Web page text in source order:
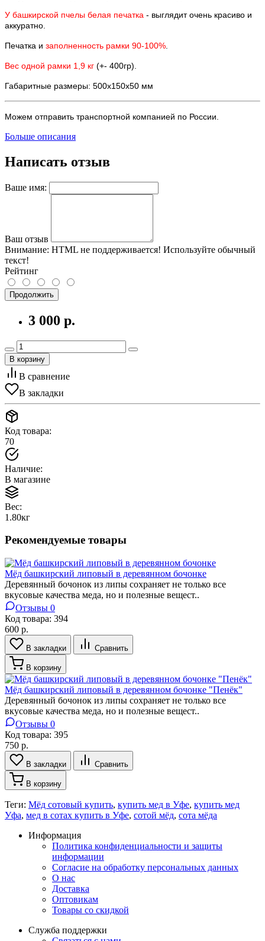
У башкирской пчелы белая печатка - выглядит очень красиво и
аккуратно.
Печатка и заполненность рамки 90-100%
Вес одной рамки 1,9 кг (+- 400гр).
Габаритные размеры: 500х150х50 мм
Можем отправить транспортной компанией по России.
Больше описания
Написать отзыв
Ваше имя:
Ваш отзыв
Внимание: HTML не поддерживается! Используйте обычный
текст!
Рейтинг
Продолжить
3 000 р.
В корзину
В сравнение
В закладки
Код товара:
70
Наличие:
В магазине
Вес:
1.80кг
Рекомендуемые товары
Мёд башкирский липовый в деревянном бочонке
Деревянный бочонок из липы сохраняет не только все
вкусовые качества меда, но и полезные вещест..
Отзывы 0
Код товара: 394
600 р.
В закладки Сравнить
В корзину
Мёд башкирский липовый в деревянном бочонке "Пенёк"
Деревянный бочонок из липы сохраняет не только все
вкусовые качества меда, но и полезные вещест..
Отзывы 0
Код товара: 395
750 р.
В закладки Сравнить
В корзину
Теги: Мёд сотовый купить, купить мед в Уфе, купить мед
Уфа, мед в сотах купить в Уфе, сотой мёд, сота мёда
Информация
Политика конфиденциальности и защиты
информации
Согласие на обработку персональных данных
О нас
Доставка
Оптовикам
Товары со скидкой
Служба поддержки